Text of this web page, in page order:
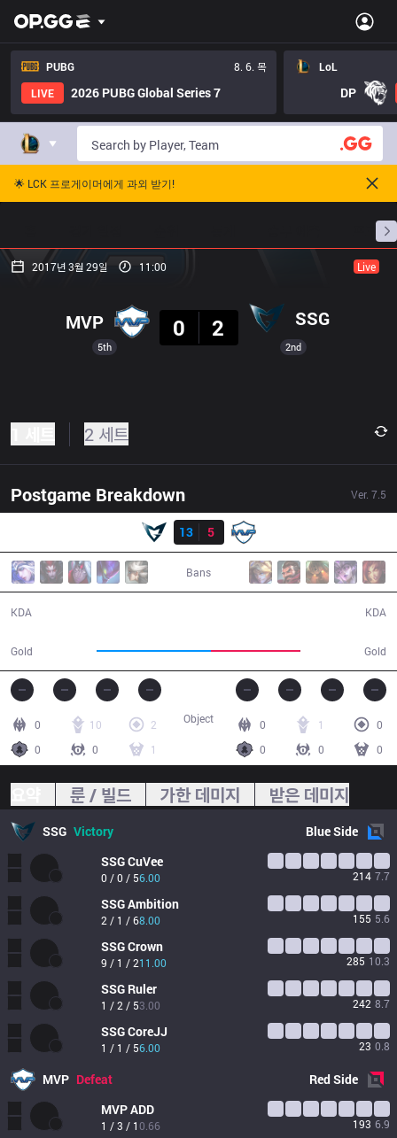
PUBG
8. 6. 목
LIVE
2026 PUBG Global Series 7
LoL
DP
🌟 LCK 프로게이머에게 과외 받기!
프로빌
2017년 3월 29일 11:00 Live
5th
MVP
0
2 SSG
2nd
2 세트
Postgame Breakdown Ver. 7.5
13
5
Bans
KDA
Gold Gold
KDA
0 10
2
0
0 1
0 1
0
0
0 0
Object
룬 / 빌드 가한 데미지 받은 데미지
SSG Victory BlueSide
SSGCuVee
0 / 0 / 56.00 214 7.7
SSGAmbition
2 / 1 / 68.00 155 5.6
SSGCrown
9 / 1 / 211.00 285 10.3
SSG Ruler
1 / 2 / 53.00 242 8.7
SSGCoreJJ
1 / 1 / 56.00 23 0.8
MVP Defeat RedSide
MVPADD
1 / 3 / 10.66 193 6.9